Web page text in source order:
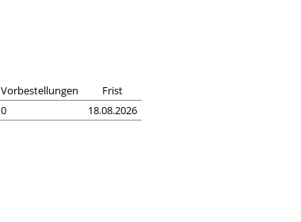
Vorbestellungen
Frist
0 18.08.2026